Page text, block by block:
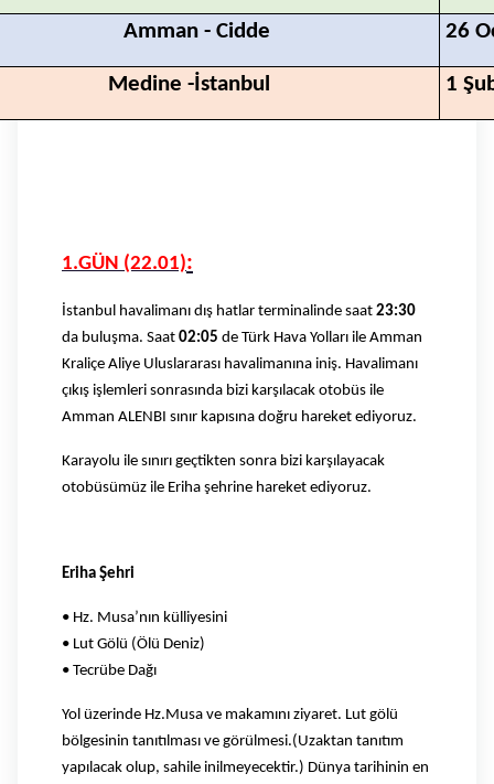
Amman - Cidde 26
Medine -İstanbul 1
1.GÜN (22.01):
İstanbul havalimanı dış hatlar terminalinde saat 23:30
da buluşma. Saat 02:05 de Türk Hava Yolları ile Amman
Kraliçe Aliye Uluslararası havalimanına iniş. Havalimanı
çıkış işlemleri sonrasında bizi karşılacak otobüs ile
Amman ALENBI sınır kapısına doğru hareket ediyoruz.
Karayolu ile sınırı geçtikten sonra bizi karşılayacak
otobüsümüz ile Eriha şehrine hareket ediyoruz.
Eriha Şehri
• Hz. Musa’nın külliyesini
• Lut Gölü (Ölü Deniz)
• Tecrübe Dağı
Yol üzerinde Hz.Musa ve makamını ziyaret. Lut gölü
bölgesinin tanıtılması ve görülmesi.(Uzaktan tanıtım
yapılacak olup, sahile inilmeyecektir.) Dünya tarihinin en